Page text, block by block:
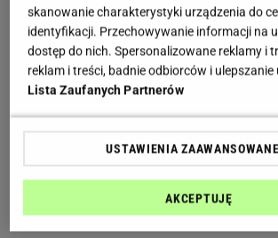
skanowanie charakterystyki urządzenia do
identyfikacji. Przechowywanie informacji na
dostęp do nich. Spersonalizowane reklamy i
reklam i treści, badnie odbiorców i ulepszanie
Lista Zaufanych Partnerów
USTAWIENIA ZAAWANSOWANE
AKCEPTUJĘ